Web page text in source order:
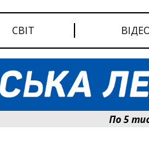
СВІТ
По 5 тисяч